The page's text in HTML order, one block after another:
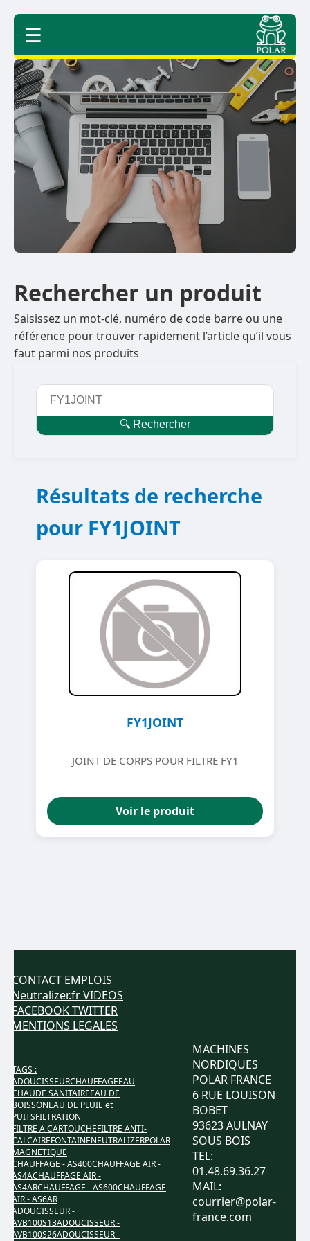
☰
Rechercher un produit
Saisissez un mot-clé, numéro de code barre ou une
référence pour trouver rapidement l’article qu’il vous
faut parmi nos produits
🔍 Rechercher
Résultats de recherche
pour FY1JOINT
FY1JOINT
JOINT DE CORPS POUR FILTRE FY1
Voir le produit
CONTACT EMPLOIS
Neutralizer.frVIDEOS
FACEBOOKTWITTER
MENTIONS LEGALES
TAGS :
ADOUCISSEURCHAUFFAGEEAU
CHAUDE SANITAIREEAU DE
BOISSONEAU DE PLUIE et
PUITSFILTRATION
FILTRE A CARTOUCHEFILTRE ANTI-
CALCAIREFONTAINENEUTRALIZERPOLAR
MAGNETIQUE
CHAUFFAGE - AS400CHAUFFAGE AIR -
AS4ACHAUFFAGE AIR -
AS4ARCHAUFFAGE - AS600CHAUFFAGE
AIR - AS6AR
ADOUCISSEUR -
AVB100S13ADOUCISSEUR -
AVB100S26ADOUCISSEUR -
MACHINES
NORDIQUES
POLAR FRANCE
6 RUE LOUISON
BOBET
93623 AULNAY
SOUS BOIS
TEL:
01.48.69.36.27
MAIL:
courrier@polar-
france.com